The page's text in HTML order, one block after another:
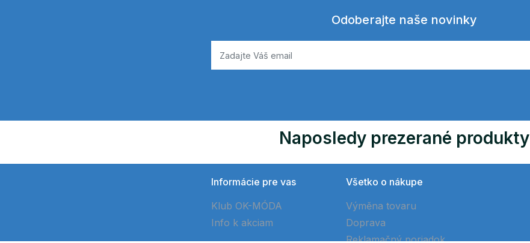
Odoberajte naše novinky
Naposledy prezerané produkty
Informácie pre vas
Klub OK-MÓDA
Info k akciam
Všetko o nákupe
Výměna tovaru
Doprava
Reklamačný poriadok